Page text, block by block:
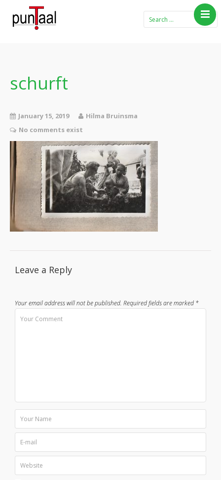
Boeken
Gedichten
Contact
schurft
January 15, 2019
Hilma Bruinsma
No comments exist
Leave a Reply
Your email address will not be published. Required fields are marked *